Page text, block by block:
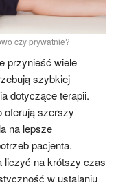
czy prywatnie?
przynieść wiele
szybkiej
dotyczące terapii.
oferują szerszy
na lepsze
pacjenta.
liczyć na krótszy czas
w ustalaniu